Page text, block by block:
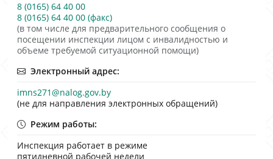
8 (0165) 64 40 00
8 (0165) 64 40 00 (факс)
(в том числе для предварительного сообщения о
посещении инспекции лицом с инвалидностью и
объеме требуемой ситуационной помощи)
Электронный адрес:
imns271@nalog.gov.by
(не для направления электронных обращений)
Режим работы:
Инспекция работает в режиме
пятидневной рабочей недели